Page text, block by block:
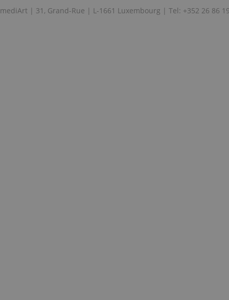
mediArt | 31, Grand-Rue | L-1661 Luxembourg | Tel: +352 26 86